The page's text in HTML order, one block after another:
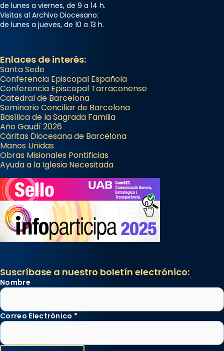
de lunes a viernes, de 9 a 14 h.
Visitas al Archivo Diocesano:
de lunes a jueves, de 10 a 13 h.
Enlaces de interés:
Santa Sede
Conferencia Episcopal Española
Conferencia Episcopal Tarraconense
Catedral de Barcelona
Seminario Conciliar de Barcelona
Basílica de la Sagrada Familia
Año Gaudí 2026
Cáritas Diocesana de Barcelona
Manos Unidas
Obras Misionales Pontificias
Ayuda a la Iglesia Necesitada
Suscríbase a nuestro boletín electrónico:
Nombre
Correo Electrónico *